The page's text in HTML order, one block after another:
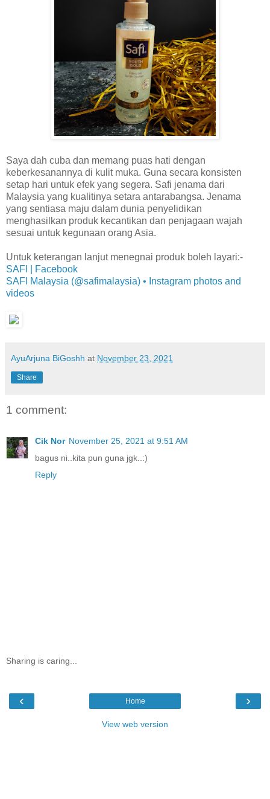
Saya dah cuba dan memang puas hati dengan
keberkesanannya di kulit muka. Guna secara konsisten
setap hari untuk efek yang segera. Safi jenama dari
Malaysia yang kualitinya setara antarabangsa. Jenama
yang sentiasa maju dalam dunia penyelidikan
menghasilkan produk kecantikan dan penjagaan wajah
sesuai untuk kegunaan orang Asia.
Untuk keterangan lanjut menegnai produk boleh layari:-
SAFI | Facebook
SAFI Malaysia (@safimalaysia) • Instagram photos and
videos
AyuArjuna BiGoshh at November 23, 2021
Share
1 comment:
Cik Nor November 25, 2021 at 9:51 AM
bagus ni..kita pun guna jgk..:)
Reply
Sharing is caring...
‹ ›
Home
View web version